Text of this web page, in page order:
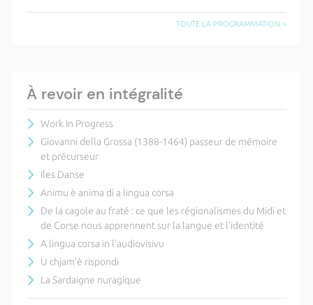
TOUTE LA PROGRAMMATION >
À revoir en intégralité
Work In Progress
Giovanni della Grossa (1388-1464) passeur de mémoire
et précurseur
Iles Danse
Animu è anima di a lingua corsa
De la cagole au fraté : ce que les régionalismes du Midi et
de Corse nous apprennent sur la langue et l’identité
A lingua corsa in l’audiovisivu
U chjam’è rispondi
La Sardaigne nuragique